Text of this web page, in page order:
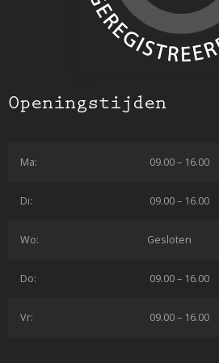
Openingstijden
Ma: 09.00 – 16.00
Di: 09.00 – 16.00
Wo: Gesloten
Do: 09.00 – 16.00
Vr: 09.00 – 16.00